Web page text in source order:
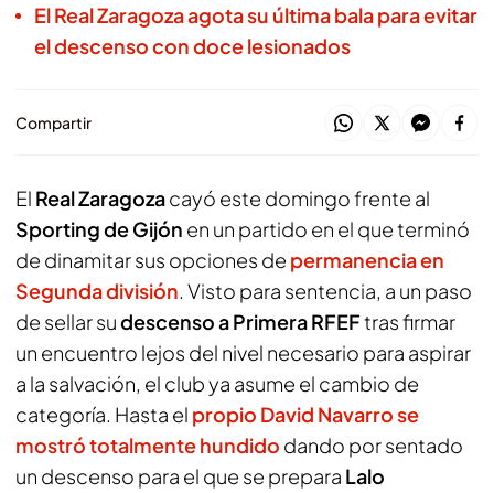
El Real Zaragoza agota su última bala para evitar
el descenso con doce lesionados
Compartir
El Real Zaragozacayó este domingo frente al
Sporting de Gijón en un partido en el que terminó
de dinamitar sus opciones de permanencia en
Segunda división. Visto para sentencia, a un paso
de sellar sudescenso a Primera RFEFtras firmar
un encuentro lejos del nivel necesario para aspirar
a la salvación, el club ya asume el cambio de
categoría. Hasta el propio David Navarro se
mostró totalmente hundido dando por sentado
un descenso para el que se prepara Lalo